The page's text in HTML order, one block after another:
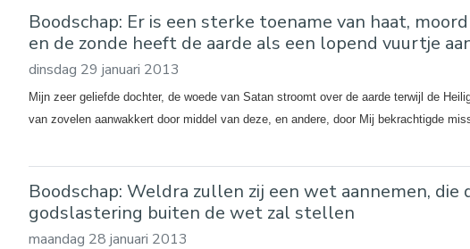
Boodschap: Er is een sterke toename van haat,
en de zonde heeft de aarde als een lopend vuurtje
dinsdag 29 januari 2013
Mijn zeer geliefde dochter, de woede van Satan stroomt over de aarde terwijl de
van zovelen aanwakkert door middel van deze, en andere, door Mij bekrachtigde
Boodschap: Weldra zullen zij een wet aannemen, die
godslastering buiten de wet zal stellen
maandag 28 januari 2013